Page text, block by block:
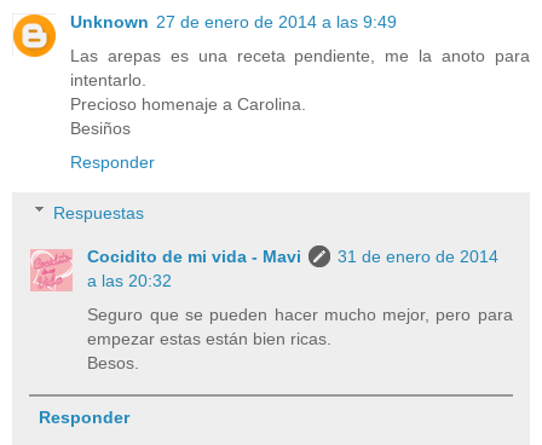
Unknown 27 de enero de 2014 a las 9:49
Las arepas es una receta pendiente, me la anoto para
intentarlo.
Precioso homenaje a Carolina.
Besiños
Responder
Respuestas
Cocidito de mi vida - Mavi
31 de enero de 2014
a las 20:32
Seguro que se pueden hacer mucho mejor, pero para
empezar estas están bien ricas.
Besos.
Responder